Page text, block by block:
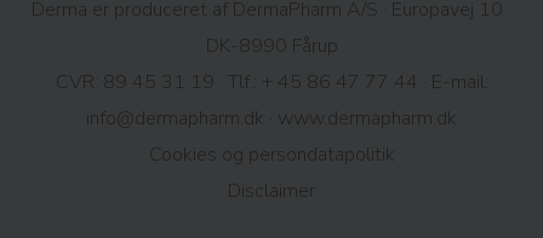
Derma er produceret af DermaPharm A/S · Europavej 10 ·
DK-8990 Fårup
CVR: 89 45 31 19 · Tlf.:
+ 45 86 47 77 44
· E-mail:
info@dermapharm.dk
www.dermapharm.dk
Cookies og persondatapolitik​
Disclaimer